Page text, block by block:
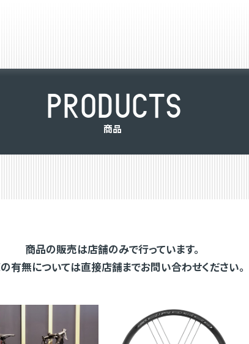
PRODUCTS
商品
商品の販売は店舗のみで行っています。
有無については直接店舗までお問い合わせください。